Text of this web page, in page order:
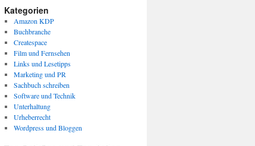
Kategorien
Amazon KDP
Buchbranche
Createspace
Film und Fernsehen
Links und Lesetipps
Marketing und PR
Sachbuch schreiben
Software und Technik
Unterhaltung
Urheberrecht
Wordpress und Bloggen